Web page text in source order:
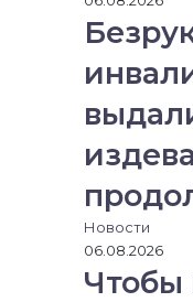
с
с
и
и
e
r
e
r
pm ь
с
я
ч
р
е
з
э
л
к
т
Новости
06.08.2026
Чтобы